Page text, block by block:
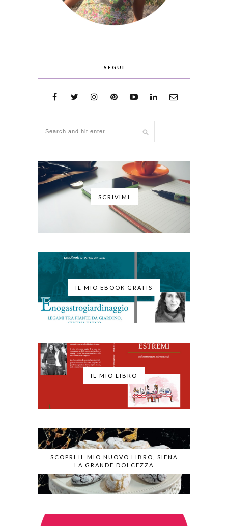
SEGUI
SCRIVIMI
IL MIO EBOOK GRATIS
IL MIO LIBRO
SCOPRI IL MIO NUOVO LIBRO, SIENA
LA GRANDE DOLCEZZA